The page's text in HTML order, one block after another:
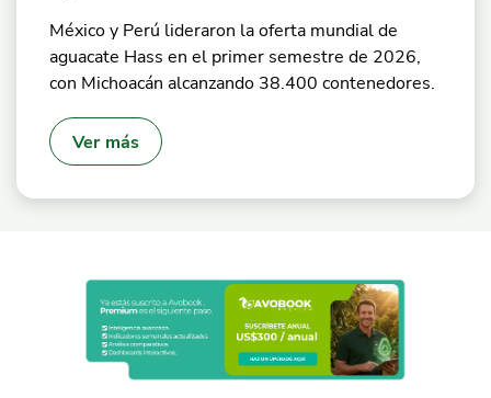
México y Perú lideraron la oferta mundial de
aguacate Hass en el primer semestre de 2026,
con Michoacán alcanzando 38.400 contenedores.
Ver más